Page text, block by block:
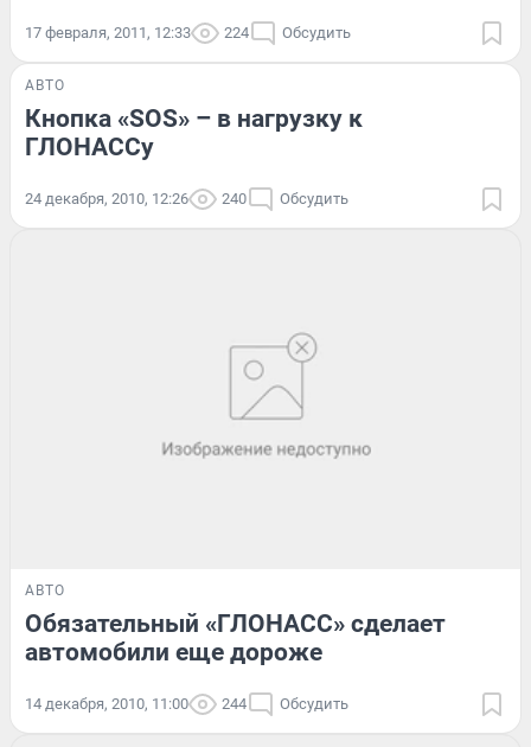
17 февраля, 2011, 12:33 224 Обсудить
АВТО
Кнопка «SOS» – в нагрузку к
ГЛОНАССу
24 декабря, 2010, 12:26 240 Обсудить
АВТО
Обязательный «ГЛОНАСС» сделает
автомобили еще дороже
14 декабря, 2010, 11:00 244 Обсудить